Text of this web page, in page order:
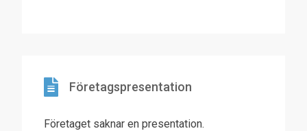
Företagspresentation
Företaget saknar en presentation.